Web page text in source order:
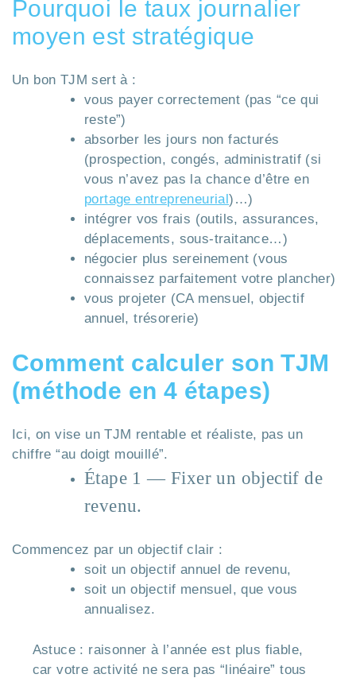
Pourquoi le taux journalier
moyen est stratégique
Un bon TJM sert à :
vous payer correctement (pas “ce qui
reste”)
absorber les jours non facturés
(prospection, congés, administratif (si
vous n’avez pas la chance d’être en
portage entrepreneurial)…)
intégrer vos frais (outils, assurances,
déplacements, sous-traitance…)
négocier plus sereinement (vous
connaissez parfaitement votre plancher)
vous projeter (CA mensuel, objectif
annuel, trésorerie)
Comment calculer son TJM
(méthode en 4 étapes)
Ici, on vise un TJM rentable et réaliste, pas un
chiffre “au doigt mouillé”.
Étape 1 — Fixer un objectif de
revenu.
Commencez par un objectif clair :
soit un objectif annuel de revenu,
soit un objectif mensuel, que vous
annualisez.
Astuce : raisonner à l’année est plus fiable,
car votre activité ne sera pas “linéaire” tous